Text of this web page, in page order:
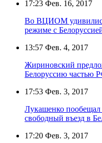
17:23 Фев. 16, 2017
Во ВЦИОМ удивились
режиме с
13:57 Фев. 4, 2017
Жириновский
Белоруссию частью
17:53 Фев. 3, 2017
Лукашенко пообещал
свободный въезд в
17:20 Фев. 3, 2017